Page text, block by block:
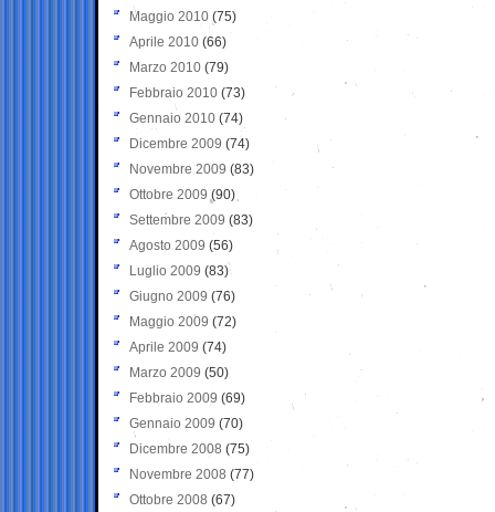
Maggio 2010 (75)
Aprile 2010 (66)
Marzo 2010 (79)
Febbraio 2010 (73)
Gennaio 2010 (74)
Dicembre 2009 (74)
Novembre 2009 (83)
Ottobre 2009 (90)
Settembre 2009 (83)
Agosto 2009 (56)
Luglio 2009 (83)
Giugno 2009 (76)
Maggio 2009 (72)
Aprile 2009 (74)
Marzo 2009 (50)
Febbraio 2009 (69)
Gennaio 2009 (70)
Dicembre 2008 (75)
Novembre 2008 (77)
Ottobre 2008 (67)